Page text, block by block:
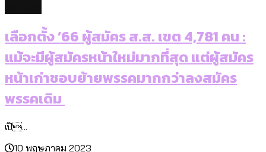
เลือกตั้ง ’66 ผู้สมัคร ส.ส. เขต 4,781 คน :
แม้จะมีผู้สมัครหน้าใหม่มากที่สุด แต่ผู้สมัคร
หน้าเก่าชอบย้ายพรรคมากกว่าลงสมัคร
พรรคเดิม
เปิ...
10 พฤษภาคม 2023